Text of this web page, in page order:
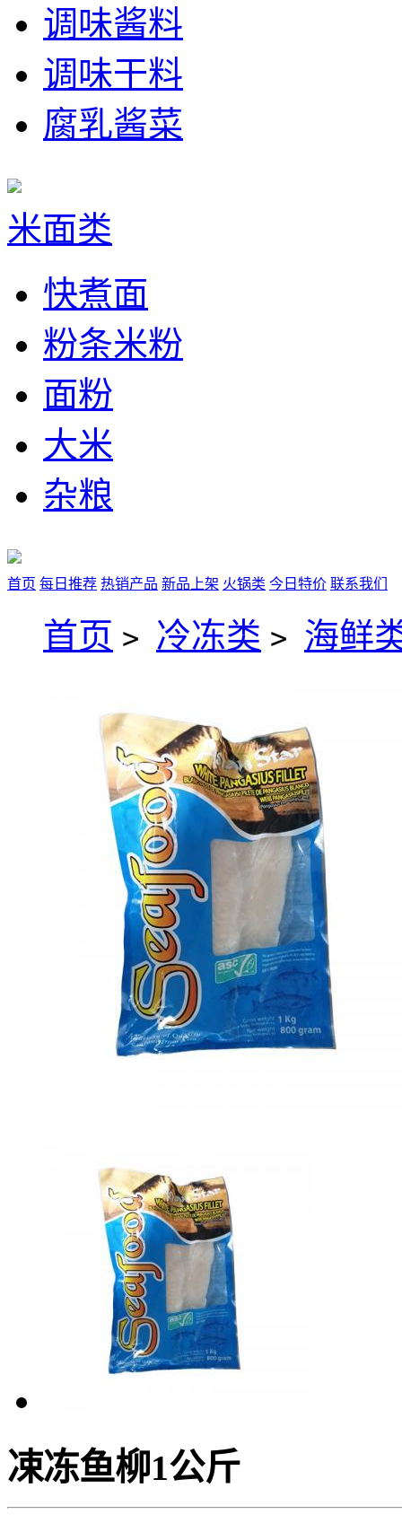
调味酱料
调味干料
腐乳酱菜
米面类
快煮面
粉条米粉
面粉
大米
杂粮
首页 每日推荐 热销产品 新品上架 火锅类 今日特价 联系我们
首页 > 冷冻类 > 海鲜
凁冻鱼柳1公斤